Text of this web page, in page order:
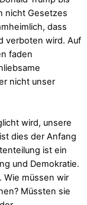
nicht Gesetzes
dass
verboten wird. Auf
faden
nicht unser
wird, unsere
dies der Anfang
ist ein
und Demokratie.
Wie müssen wir
Müssten sie